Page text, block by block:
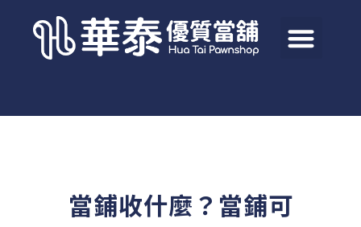
當鋪收什麼？當鋪可